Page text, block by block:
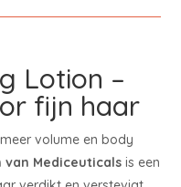
Lotion –
fijn haar
volume en body
Mediceuticals is een